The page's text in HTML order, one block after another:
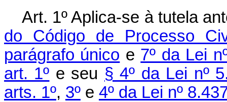
Art. 1º Aplica-se à tutela
do Código de Processo
parágrafo único e 7º da Lei
art. 1º e seu § 4º da Lei nº
arts. 1º, 3º e 4º da Lei nº